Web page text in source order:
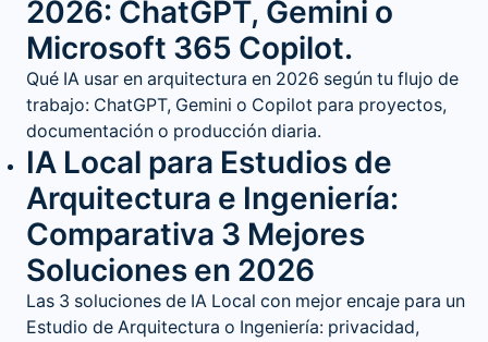
2026: ChatGPT, Gemini o
Microsoft 365 Copilot.
Qué IA usar en arquitectura en 2026 según tu flujo de
trabajo: ChatGPT, Gemini o Copilot para proyectos,
documentación o producción diaria.
IA Local para Estudios de
Arquitectura e Ingeniería:
Comparativa 3 Mejores
Soluciones en 2026
Las 3 soluciones de IA Local con mejor encaje para un
Estudio de Arquitectura o Ingeniería: privacidad,